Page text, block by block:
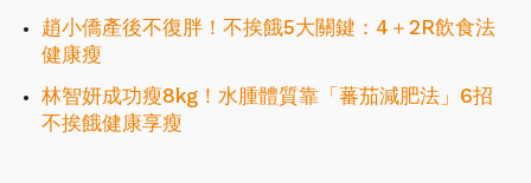
趙小僑產後不復胖！不挨餓5大關鍵：4＋2R飲食法
健康瘦
林智妍成功瘦8kg！水腫體質靠「蕃茄減肥法」6招
不挨餓健康享瘦